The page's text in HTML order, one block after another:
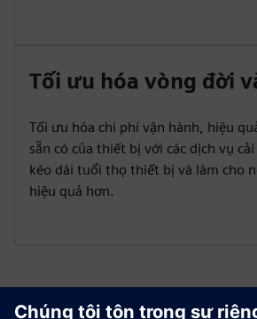
Tối ưu hóa vòng đời
Tối ưu hóa chi phí vận hành, hiệu
sẵn có của thiết bị với các dịch vụ
kéo dài tuổi thọ thiết bị và làm cho
hiệu quả hơn.